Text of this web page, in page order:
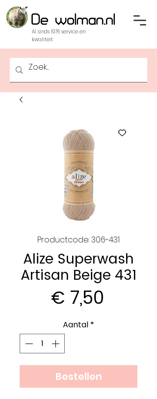
Al sinds 1976 service en
kwaliteit
Productcode: 306-431
Alize Superwash
Artisan Beige 431
€ 7,50
Aantal *
Bestellen